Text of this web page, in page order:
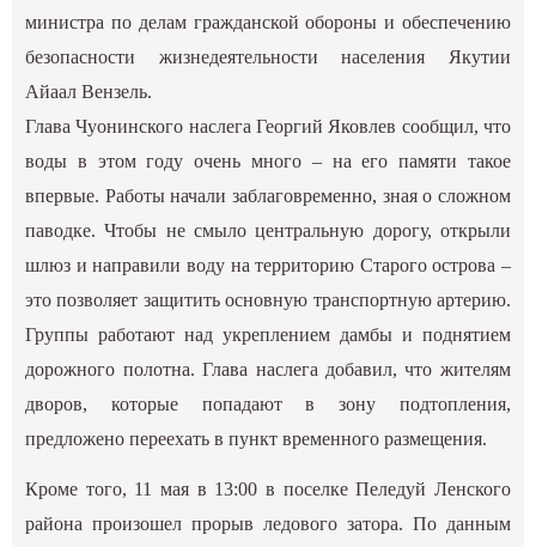
министра по делам гражданской обороны и обеспечению
безопасности жизнедеятельности населения Якутии
Айаал Вензель.
Глава Чуонинского наслега Георгий Яковлев сообщил, что
воды в этом году очень много – на его памяти такое
впервые. Работы начали заблаговременно, зная о сложном
паводке. Чтобы не смыло центральную дорогу, открыли
шлюз и направили воду на территорию Старого острова –
это позволяет защитить основную транспортную артерию.
Группы работают над укреплением дамбы и поднятием
дорожного полотна. Глава наслега добавил, что жителям
дворов, которые попадают в зону подтопления,
предложено переехать в пункт временного размещения.
Кроме того, 11 мая в 13:00 в поселке Пеледуй Ленского
района произошел прорыв ледового затора. По данным